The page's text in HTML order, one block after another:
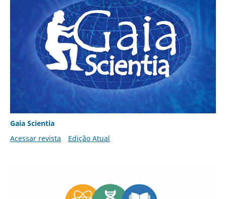
Gaia Scientia
Acessar revista
Edição Atual